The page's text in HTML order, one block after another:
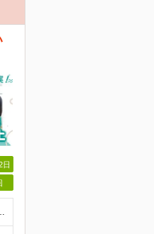
日
ランクのある方、地方在住の方も大歓迎です！